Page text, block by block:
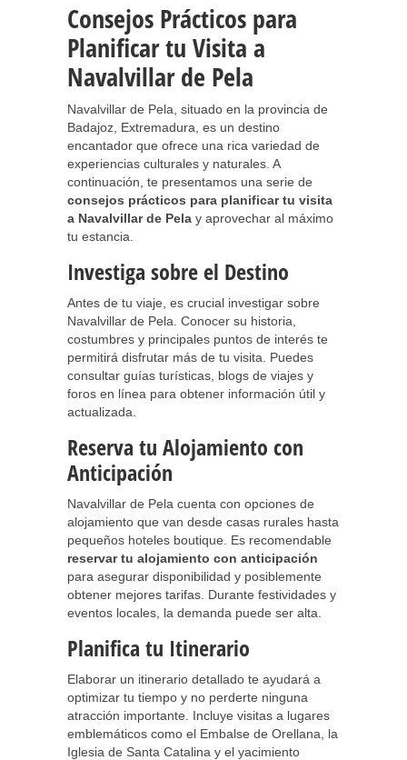
Consejos Prácticos para
Planificar tu Visita a
Navalvillar de Pela
Navalvillar de Pela, situado en la provincia de
Badajoz, Extremadura, es un destino
encantador que ofrece una rica variedad de
experiencias culturales y naturales. A
continuación, te presentamos una serie de
consejos prácticos para planificar tu visita
a Navalvillar de Pela y aprovechar al máximo
tu estancia.
Investiga sobre el Destino
Antes de tu viaje, es crucial investigar sobre
Navalvillar de Pela. Conocer su historia,
costumbres y principales puntos de interés te
permitirá disfrutar más de tu visita. Puedes
consultar guías turísticas, blogs de viajes y
foros en línea para obtener información útil y
actualizada.
Reserva tu Alojamiento con
Anticipación
Navalvillar de Pela cuenta con opciones de
alojamiento que van desde casas rurales hasta
pequeños hoteles boutique. Es recomendable
reservar tu alojamiento con anticipación
para asegurar disponibilidad y posiblemente
obtener mejores tarifas. Durante festividades y
eventos locales, la demanda puede ser alta.
Planifica tu Itinerario
Elaborar un itinerario detallado te ayudará a
optimizar tu tiempo y no perderte ninguna
atracción importante. Incluye visitas a lugares
emblemáticos como el Embalse de Orellana, la
Iglesia de Santa Catalina y el yacimiento